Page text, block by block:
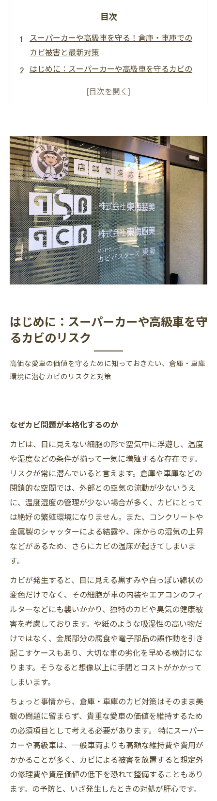
目次
スーパーカーや高級車を守る！倉庫・車庫での
カビ被害と最新対策
はじめに：スーパーカーや高級車を守るカビの
カビが発生するメカニズム
ＭＩＳＴ工法®カビバスターズ東海の対策
倉庫・車庫で大切な環境整備
まとめ：愛車を最適な環境で続けるために
はじめに：スーパーカーや高級車を守
るカビのリスク
高価な愛車の価値を守るために知っておきたい、倉庫・車庫
環境に潜むカビのリスクと対策
なぜカビ問題が本格化するのか
カビは、目に見えない細胞の形で空気中に浮遊し、温度
や湿度などの条件が揃って一気に増殖するな存在です。
リスクが常に潜んでいると言えます。倉庫や車庫などの
閉鎖的な空間では、外部との空気の流動が少ないうえ
に、温度湿度の管理が少ない場合が多く、カビにとって
は絶好の繁殖環境になりません。また、コンクリートや
金属製のシャッターによる結露や、床からの湿気の上昇
などがあるため、さらにカビの温床が起きてしまいま
す。
カビが発生すると、目に見える黒ずみや白っぽい綿状の
変色だけでなく、その細胞が車の内装やエアコンのフィ
ルターなどにも襲いかかり、独特のカビや臭気の健康被
害を考慮しております。や紙のような吸湿性の高い物だ
けではなく、金属部分の腐食や電子部品の誤作動を引き
起こすケースもあり、大切な車の劣化を早める検討にな
ります。そうなると想像以上に手間とコストがかかって
しまいます。
ちょっと事情から、倉庫・車庫のカビ対策はそのまま美
観の問題に留まらず、貴重な愛車の価値を維持するため
の必須項目として考える必要があります。 特にスーパー
カーや高級車は、一般車両よりも高額な維持費や費用が
かかることが多く、カビによる被害を放置すると想定外
の修理費や資産価値の低下を恐れて整備することもあり
ます。の予防と、いざ発生したときの対処が肝心です。